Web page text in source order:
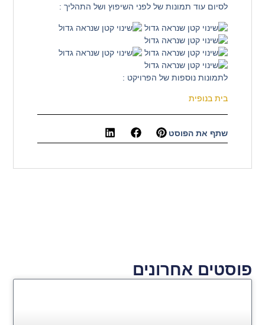
לסיום עוד תמונות של לפני השיפוץ ושל התהליך :
לתמונות נוספות של הפרויקט :
בית בנופית
שתף את הפוסט
פוסטים אחרונים